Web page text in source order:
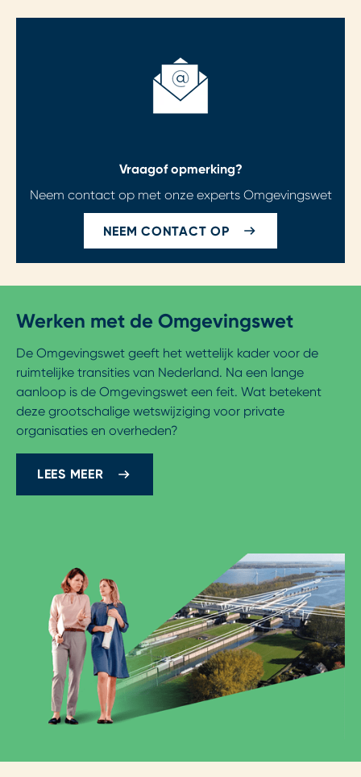
Vraagof opmerking?
Neem contact op met onze experts Omgevingswet
NEEM CONTACT OP
Werken met de Omgevingswet
De Omgevingswet geeft het wettelijk kader voor de
ruimtelijke transities van Nederland. Na een lange
aanloop is de Omgevingswet een feit. Wat betekent
deze grootschalige wetswijziging voor private
organisaties en overheden?
LEES MEER